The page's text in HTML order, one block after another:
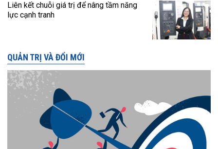
Liên kết chuỗi giá trị để nâng tầm năng
lực cạnh tranh
QUẢN TRỊ VÀ ĐỔI MỚI